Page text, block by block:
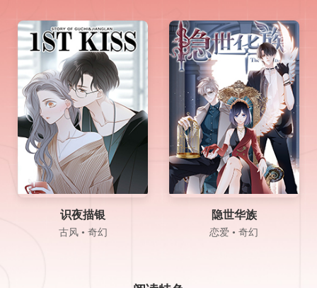
识夜描银
古风 • 奇幻
隐世华族
恋爱 • 奇幻